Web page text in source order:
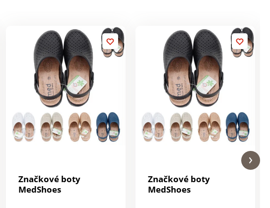
Značkové boty
MedShoes
Značkové boty
MedShoes